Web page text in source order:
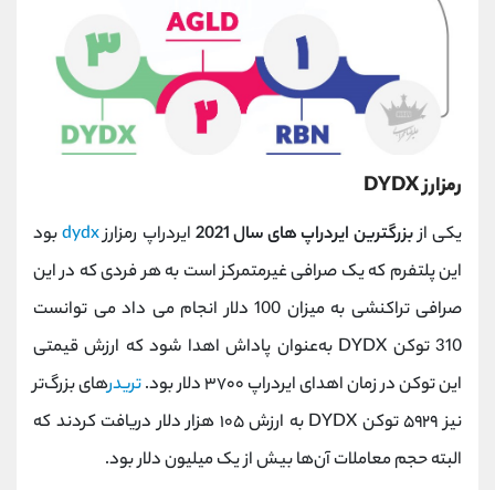
رمزارز DYDX
یکی ازبزرگترین ایردراپ های سال 2021 ایردراپ رمزارزdydxبود
این پلتفرم که یک صرافی غیرمتمرکز است به هر فردی که در این
صرافی تراکنشی به میزان 100 دلار انجام می داد می توانست
310 توکن DYDX به‌عنوان پاداش اهدا شود که ارزش قیمتی
این توکن در زمان اهدای ایردراپ ۳۷۰۰ دلار بود.
تریدرهای بزرگ‌تر
نیز ۵۹۲۹ توکن DYDX به ارزش ۱۰۵ هزار دلار دریافت کردند که
البته حجم معاملات آن‌ها بیش از یک میلیون دلار بود.